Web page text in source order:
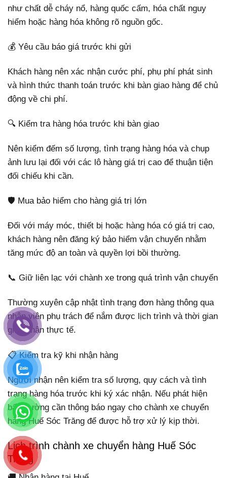
như chất dễ cháy nổ, hàng quốc cấm, hóa chất nguy
hiểm hoặc hàng hóa không rõ nguồn gốc.
💰 Yêu cầu báo giá trước khi gửi
Khách hàng nên xác nhận cước phí, phụ phí phát sinh
và hình thức thanh toán trước khi bàn giao hàng để chủ
động về chi phí.
🔍 Kiểm tra hàng hóa trước khi bàn giao
Nên kiểm đếm số lượng, tình trạng hàng hóa và chụp
ảnh lưu lại đối với các lô hàng giá trị cao để thuận tiện
đối chiếu khi cần.
🛡️ Mua bảo hiểm cho hàng giá trị lớn
Đối với máy móc, thiết bị hoặc hàng hóa có giá trị cao,
khách hàng nên đăng ký bảo hiểm vận chuyển nhằm
tăng mức độ an toàn và quyền lợi bồi thường.
📞 Giữ liên lạc với chành xe trong quá trình vận chuyển
Thường xuyên cập nhật tình trạng đơn hàng thông qua
nhân viên phụ trách để nắm được lịch trình và thời gian
giao nhận thực tế.
📋 Kiểm tra kỹ khi nhận hàng
Người nhận nên kiểm tra số lượng, quy cách và tình
trạng hàng hóa trước khi ký xác nhận. Nếu phát hiện
bất thường cần thông báo ngay cho chành xe chuyển
hàng Huế Sóc Trăng để được hỗ trợ xử lý kịp thời.
Lịch trình chành xe chuyển hàng Huế Sóc
Trăng